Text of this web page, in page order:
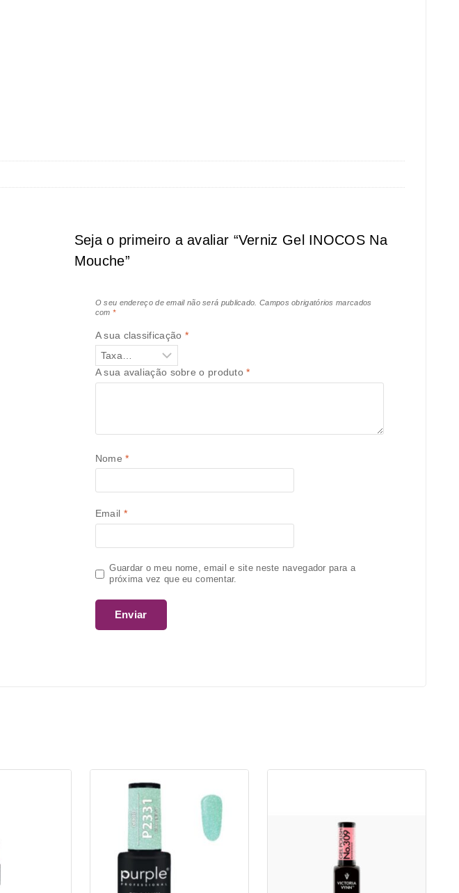
Seja o primeiro a avaliar “Verniz Gel INOCOS Na
Mouche”
O seu endereço de email não será publicado. Campos obrigatórios marcados
com *
A sua classificação *
A sua avaliação sobre o produto*
Nome*
Email *
Guardar o meu nome, email e site neste navegador para a
próxima vez que eu comentar.